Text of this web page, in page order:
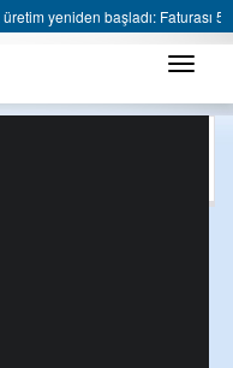
yeniden başladı: Faturası 5
Menü